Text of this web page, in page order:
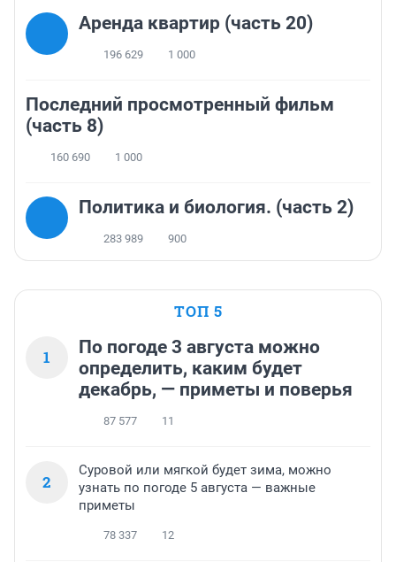
Аренда квартир (часть 20)
196 629 1 000
Последний просмотренный фильм
(часть 8)
160 690 1 000
Политика и биология. (часть 2)
283 989 900
ТОП 5
1
По погоде 3 августа можно
определить, каким будет
декабрь, — приметы и поверья
87 577 11
2
Суровой или мягкой будет зима, можно
узнать по погоде 5 августа — важные
приметы
78 337 12